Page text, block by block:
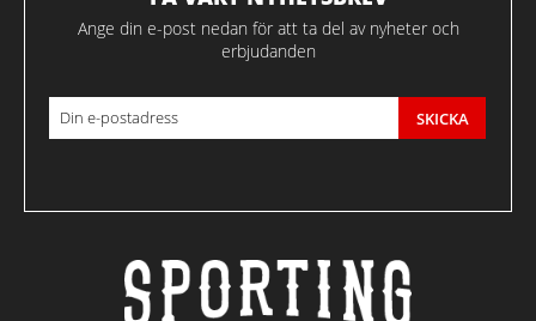
Ange din e-post nedan för att ta del av nyheter och
erbjudanden
SKICKA